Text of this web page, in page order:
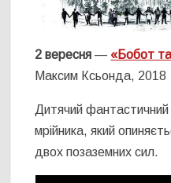
2 вересня — «Бобот та
Максим Ксьонда, 2018
Дитячий фантастичний
мрійника, який
двох позаземних сил.